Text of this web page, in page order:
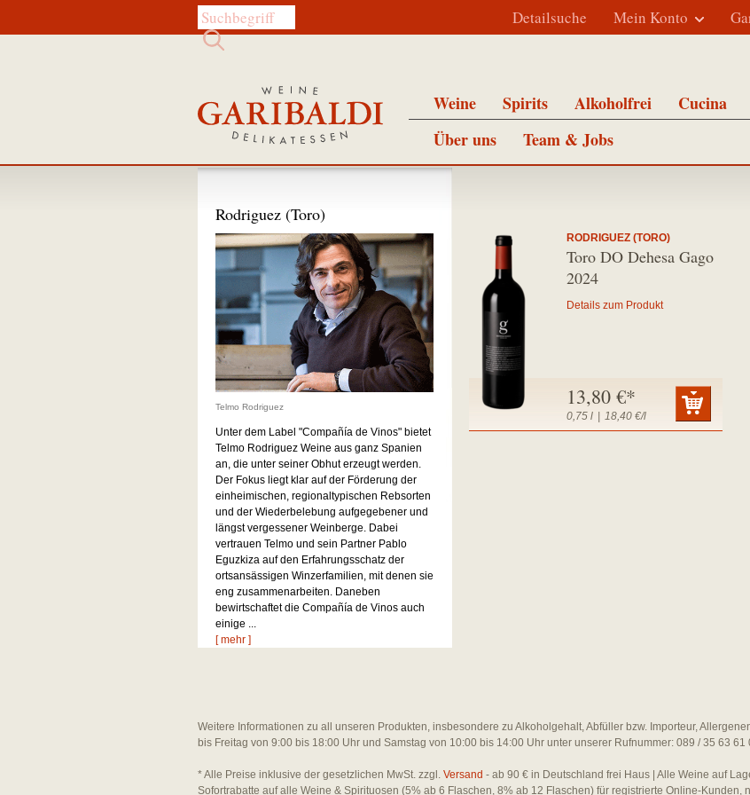
Diese Website durchsuchen: Mein Konto
Detailsuche
Weine Spirits Alkoholfrei Cucina
Über uns
Team & Jobs
RODRIGUEZ (TORO)
Toro DO Dehesa Gago
2024
Details zum Produkt
13,80 €*
0,75 l 18,40 €/l
Rodriguez (Toro)
Telmo Rodriguez
Unter dem Label "Compañía de Vinos" bietet
Telmo Rodriguez Weine aus ganz Spanien
an, die unter seiner Obhut erzeugt werden.
Der Fokus liegt klar auf der Förderung der
einheimischen, regionaltypischen Rebsorten
und der Wiederbelebung aufgegebener und
längst vergessener Weinberge. Dabei
vertrauen Telmo und sein Partner Pablo
Eguzkiza auf den Erfahrungsschatz der
ortsansässigen Winzerfamilien, mit denen sie
eng zusammenarbeiten. Daneben
bewirtschaftet die Compañía de Vinos auch
einige ...
[ mehr ]
Weitere Informationen zu all unseren Produkten, insbesondere zu Alkoholgehalt, Abfüller bzw. Importeur,
bis Freitag von 9:00 bis 18:00 Uhr und Samstag von 10:00 bis 14:00 Uhr unter unserer Rufnummer: 089 / 35 63 61
* Alle Preise inklusive der gesetzlichen MwSt. zzgl. Versand - ab 90 € in Deutschland frei Haus | Alle Weine auf
Sofortrabatte auf alle Weine & Spirituosen (5% ab 6 Flaschen, 8% ab 12 Flaschen) für registrierte Online-Kunden,